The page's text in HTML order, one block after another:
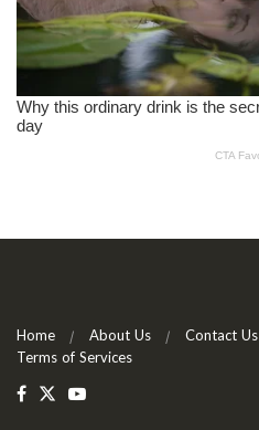
Home About Us Contact Us
Terms of Services